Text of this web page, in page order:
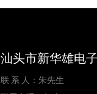
汕头市新华雄电
联 系 人：朱先生